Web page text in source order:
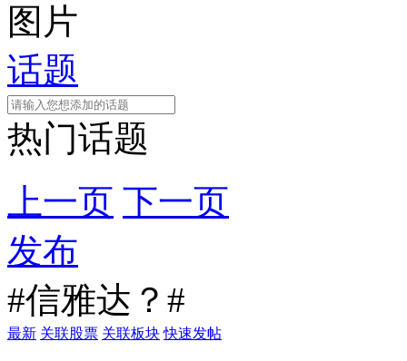
图片
话题
热门话题
上一页 下一页
发布
#信雅达？#
最新 关联股票 关联板块 快速发帖